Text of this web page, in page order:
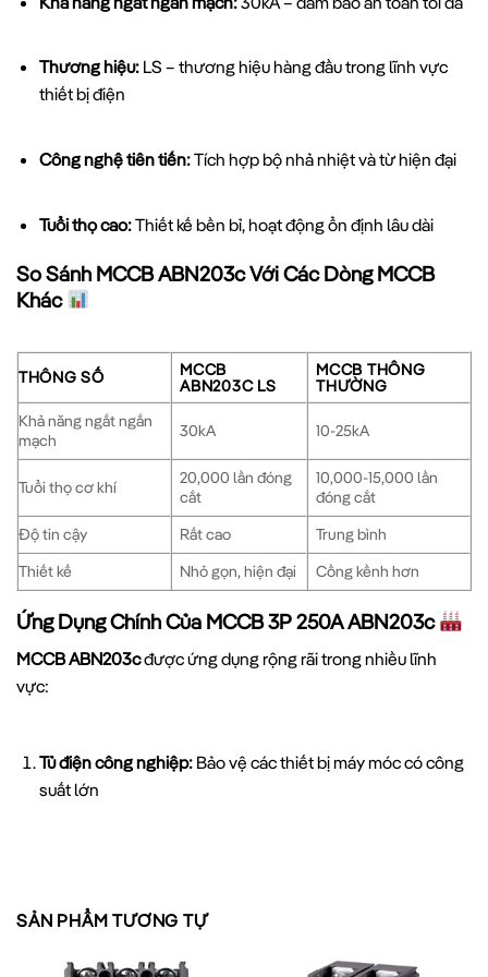
Thương hiệu:LS – thương hiệu hàng đầu trong lĩnh vực
thiết bị điện
Công nghệ tiên tiến:Tích hợp bộ nhả nhiệt và từ hiện đại
Tuổi thọ cao:Thiết kế bền bỉ, hoạt động ổn định lâu dài
So Sánh MCCB ABN203c Với Các Dòng MCCB
Khác
THÔNG SỐ MCCB
ABN203C LS
MCCB THÔNG
THƯỜNG
Khả năng ngắt ngắn
mạch
30kA 10-25kA
Tuổi thọ cơ khí
20,000 lần đóng
cắt
10,000-15,000 lần
đóng cắt
Độ tin cậy
Rất cao
Trung bình
Thiết kế
Nhỏ gọn, hiện đại Cồng kềnh hơn
Ứng Dụng Chính Của MCCB 3P 250A ABN203c
MCCB ABN203cđược ứng dụng rộng rãi trong nhiều lĩnh
vực:
Tủ điện công nghiệp:Bảo vệ các thiết bị máy móc có công
suất lớn
SẢN PHẨM TƯƠNG TỰ